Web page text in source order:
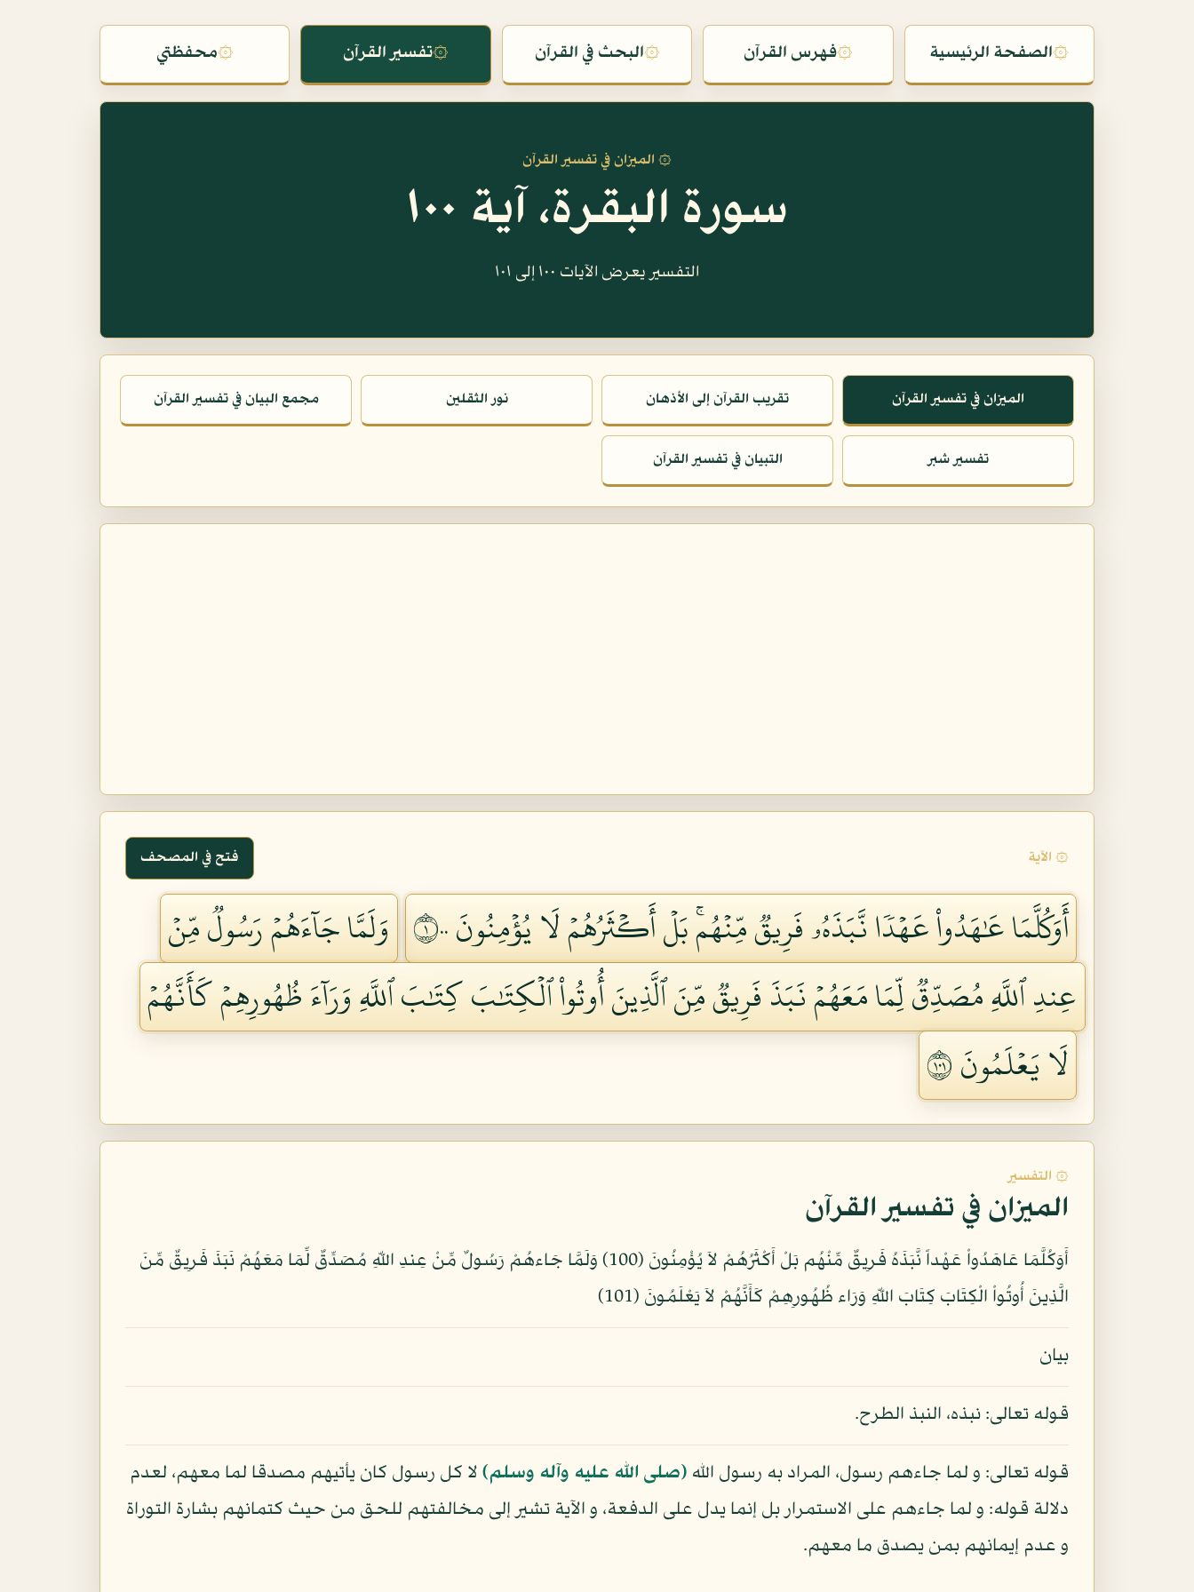
۞الصفحة الرئيسية ۞فهرس القرآن ۞البحث في القرآن ۞تفسير القرآن ۞محفظتي
۞ الميزان في تفسير القرآن
سورة البقرة، آية ١٠٠
التفسير يعرض الآيات ١٠٠ إلى ١٠١
الميزان في تفسير القرآن تقريب القرآن إلى الأذهان نور الثقلين مجمع البيان في تفسير القرآن
تفسير شبر التبيان في تفسير القرآن
۞ الآية فتح في المصحف
أَوَكُلَّمَا عَٰهَدُواْ عَهۡدٗا نَّبَذَهُۥ فَرِيقٞ مِّنۡهُمۚ بَلۡ أَكۡثَرُهُمۡ لَا يُؤۡمِنُونَ ١٠٠
وَلَمَّا جَآءَهُمۡ رَسُولٞ مِّنۡ
عِندِ ٱللَّهِ مُصَدِّقٞ لِّمَا مَعَهُمۡ نَبَذَ فَرِيقٞ مِّنَ ٱلَّذِينَ أُوتُواْ ٱلۡكِتَٰبَ كِتَٰبَ ٱللَّهِ وَرَآءَ ظُهُورِهِمۡ كَأَنَّهُمۡ
لَا يَعۡلَمُونَ ١٠١
۞ التفسير
الميزان في تفسير القرآن
أَوَكُلَّمَا عَاهَدُواْ عَهْداً نَّبَذَهُ فَرِيقٌ مِّنْهُم بَلْ أَكْثَرُهُمْ لاَ يُؤْمِنُونَ (100) وَلَمَّا جَاءهُمْ رَسُولٌ مِّنْ عِندِ اللّهِ مُصَدِّقٌ لِّمَا مَعَهُمْ نَبَذَ فَرِيقٌ مِّنَ
الَّذِينَ أُوتُواْ الْكِتَابَ كِتَابَ اللّهِ وَرَاء ظُهُورِهِمْ كَأَنَّهُمْ لاَ يَعْلَمُونَ (101)
بيان
قوله تعالى: نبذه، النبذ الطرح.
قوله تعالى: و لما جاءهم رسول، المراد به رسول الله (صلى الله عليه وآله وسلم) لا كل رسول كان يأتيهم مصدقا لما معهم، لعدم
دلالة قوله: و لما جاءهم على الاستمرار بل إنما يدل على الدفعة، و الآية تشير إلى مخالفتهم للحق من حيث كتمانهم بشارة التوراة
و عدم إيمانهم بمن يصدق ما معهم.